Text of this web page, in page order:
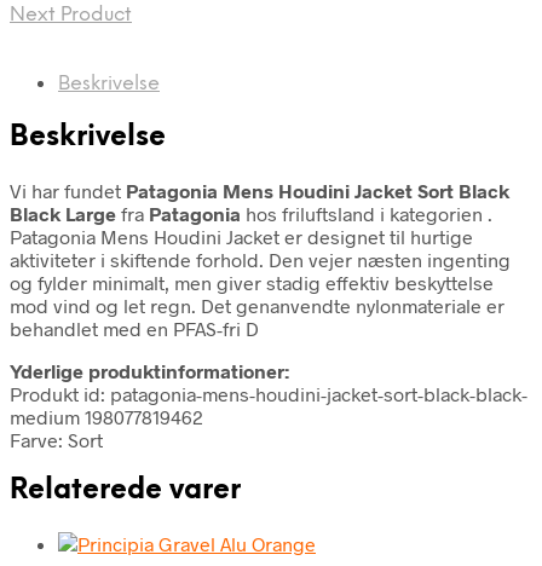
Next Product
Beskrivelse
Beskrivelse
Vi har fundet Patagonia Mens Houdini Jacket Sort Black
Black Large fra Patagonia hos friluftsland i kategorien .
Patagonia Mens Houdini Jacket er designet til hurtige
aktiviteter i skiftende forhold. Den vejer næsten ingenting
og fylder minimalt, men giver stadig effektiv beskyttelse
mod vind og let regn. Det genanvendte nylonmateriale er
behandlet med en PFAS-fri D
Yderlige produktinformationer:
Produkt id: patagonia-mens-houdini-jacket-sort-black-black-
medium 198077819462
Farve: Sort
Relaterede varer